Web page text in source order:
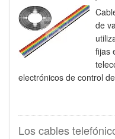
de
fijas
electrónicos de control
Los cables